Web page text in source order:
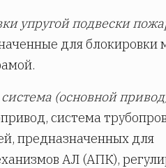
упругой подвески
для блокировки
(основной
система
предназначенных для
АЛ (АПК),